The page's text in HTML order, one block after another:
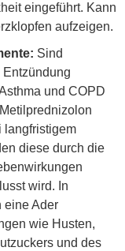
eingeführt. Kann
aufzeigen.
Sind
und COPD
langfristigem
diese durch die
wird. In
eine Ader
wie Husten,
und des